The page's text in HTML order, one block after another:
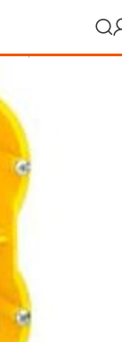
pour cloisons